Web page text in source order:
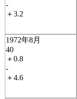
-
＋3.2
1972年8月
40
＋0.8
-
＋4.6